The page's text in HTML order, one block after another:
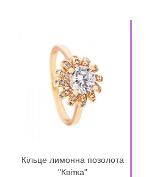
Кільце лимонна позолота
"Квітка"